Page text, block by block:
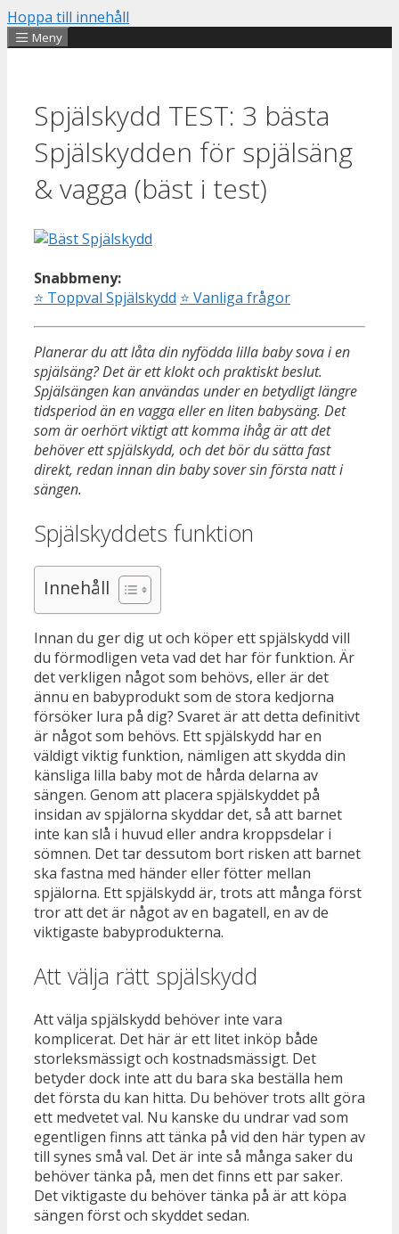
Hoppa till innehåll
Meny
Spjälskydd TEST: 3 bästa
Spjälskydden för spjälsäng
& vagga (bäst i test)
Snabbmeny:
⭐ Toppval Spjälskydd ⭐ Vanliga frågor
Planerar du att låta din nyfödda lilla baby sova i en
spjälsäng? Det är ett klokt och praktiskt beslut.
Spjälsängen kan användas under en betydligt längre
tidsperiod än en vagga eller en liten babysäng. Det
som är oerhört viktigt att komma ihåg är att det
behöver ett spjälskydd, och det bör du sätta fast
direkt, redan innan din baby sover sin första natt i
sängen.
Spjälskyddets funktion
Innehåll
Innan du ger dig ut och köper ett spjälskydd vill
du förmodligen veta vad det har för funktion. Är
det verkligen något som behövs, eller är det
ännu en babyprodukt som de stora kedjorna
försöker lura på dig? Svaret är att detta definitivt
är något som behövs. Ett spjälskydd har en
väldigt viktig funktion, nämligen att skydda din
känsliga lilla baby mot de hårda delarna av
sängen. Genom att placera spjälskyddet på
insidan av spjälorna skyddar det, så att barnet
inte kan slå i huvud eller andra kroppsdelar i
sömnen. Det tar dessutom bort risken att barnet
ska fastna med händer eller fötter mellan
spjälorna. Ett spjälskydd är, trots att många först
tror att det är något av en bagatell, en av de
viktigaste babyprodukterna.
Att välja rätt spjälskydd
Att välja spjälskydd behöver inte vara
komplicerat. Det här är ett litet inköp både
storleksmässigt och kostnadsmässigt. Det
betyder dock inte att du bara ska beställa hem
det första du kan hitta. Du behöver trots allt göra
ett medvetet val. Nu kanske du undrar vad som
egentligen finns att tänka på vid den här typen av
till synes små val. Det är inte så många saker du
behöver tänka på, men det finns ett par saker.
Det viktigaste du behöver tänka på är att köpa
sängen först och skyddet sedan.